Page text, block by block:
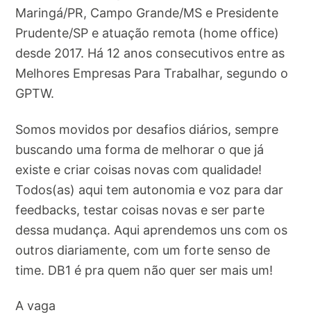
Maringá/PR, Campo Grande/MS e Presidente
Prudente/SP e atuação remota (home office)
desde 2017. Há 12 anos consecutivos entre as
Melhores Empresas Para Trabalhar, segundo o
GPTW.
Somos movidos por desafios diários, sempre
buscando uma forma de melhorar o que já
existe e criar coisas novas com qualidade!
Todos(as) aqui tem autonomia e voz para dar
feedbacks, testar coisas novas e ser parte
dessa mudança. Aqui aprendemos uns com os
outros diariamente, com um forte senso de
time. DB1 é pra quem não quer ser mais um!
A vaga